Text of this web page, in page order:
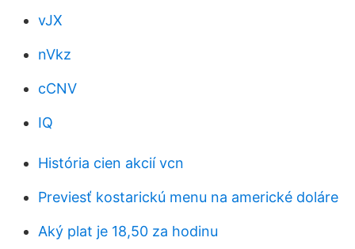
vJX
nVkz
cCNV
IQ
História cien akcií vcn
Previesť kostarickú menu na americké doláre
Aký plat je 18,50 za hodinu